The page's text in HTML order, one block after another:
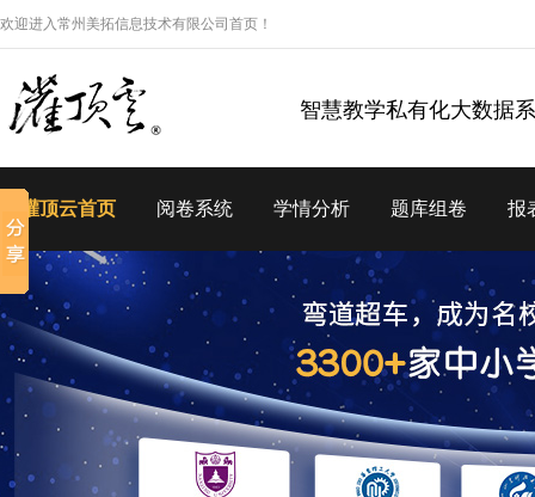
欢迎进入常州美拓信息技术有限公司首页！
智慧教学私有化大数据
灌顶云首页 阅卷系统 学情分析 题库组卷 报